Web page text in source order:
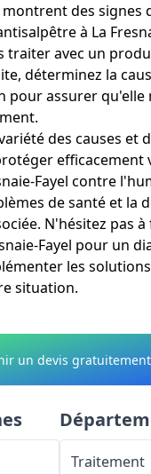
des signes
à La
traiter avec un
déterminez la
pour assurer qu'elle
des causes et
efficacement
Fayel contre
de santé et la
N'hésitez pas à
Fayel pour un
les
situation.
un devis gratuitement
Traitement